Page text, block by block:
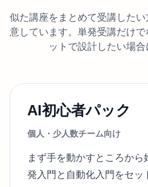
似た講座をまとめて受講した
意しています。単発受講だけ
ットで設計したい場合
AI初心者パック
個人・少人数チーム向け
まず手を動かすところから
発入門と自動化入門をセッ